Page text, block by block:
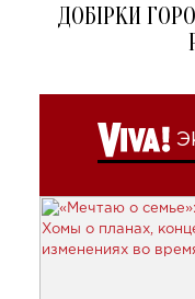
ДОБІРКИ